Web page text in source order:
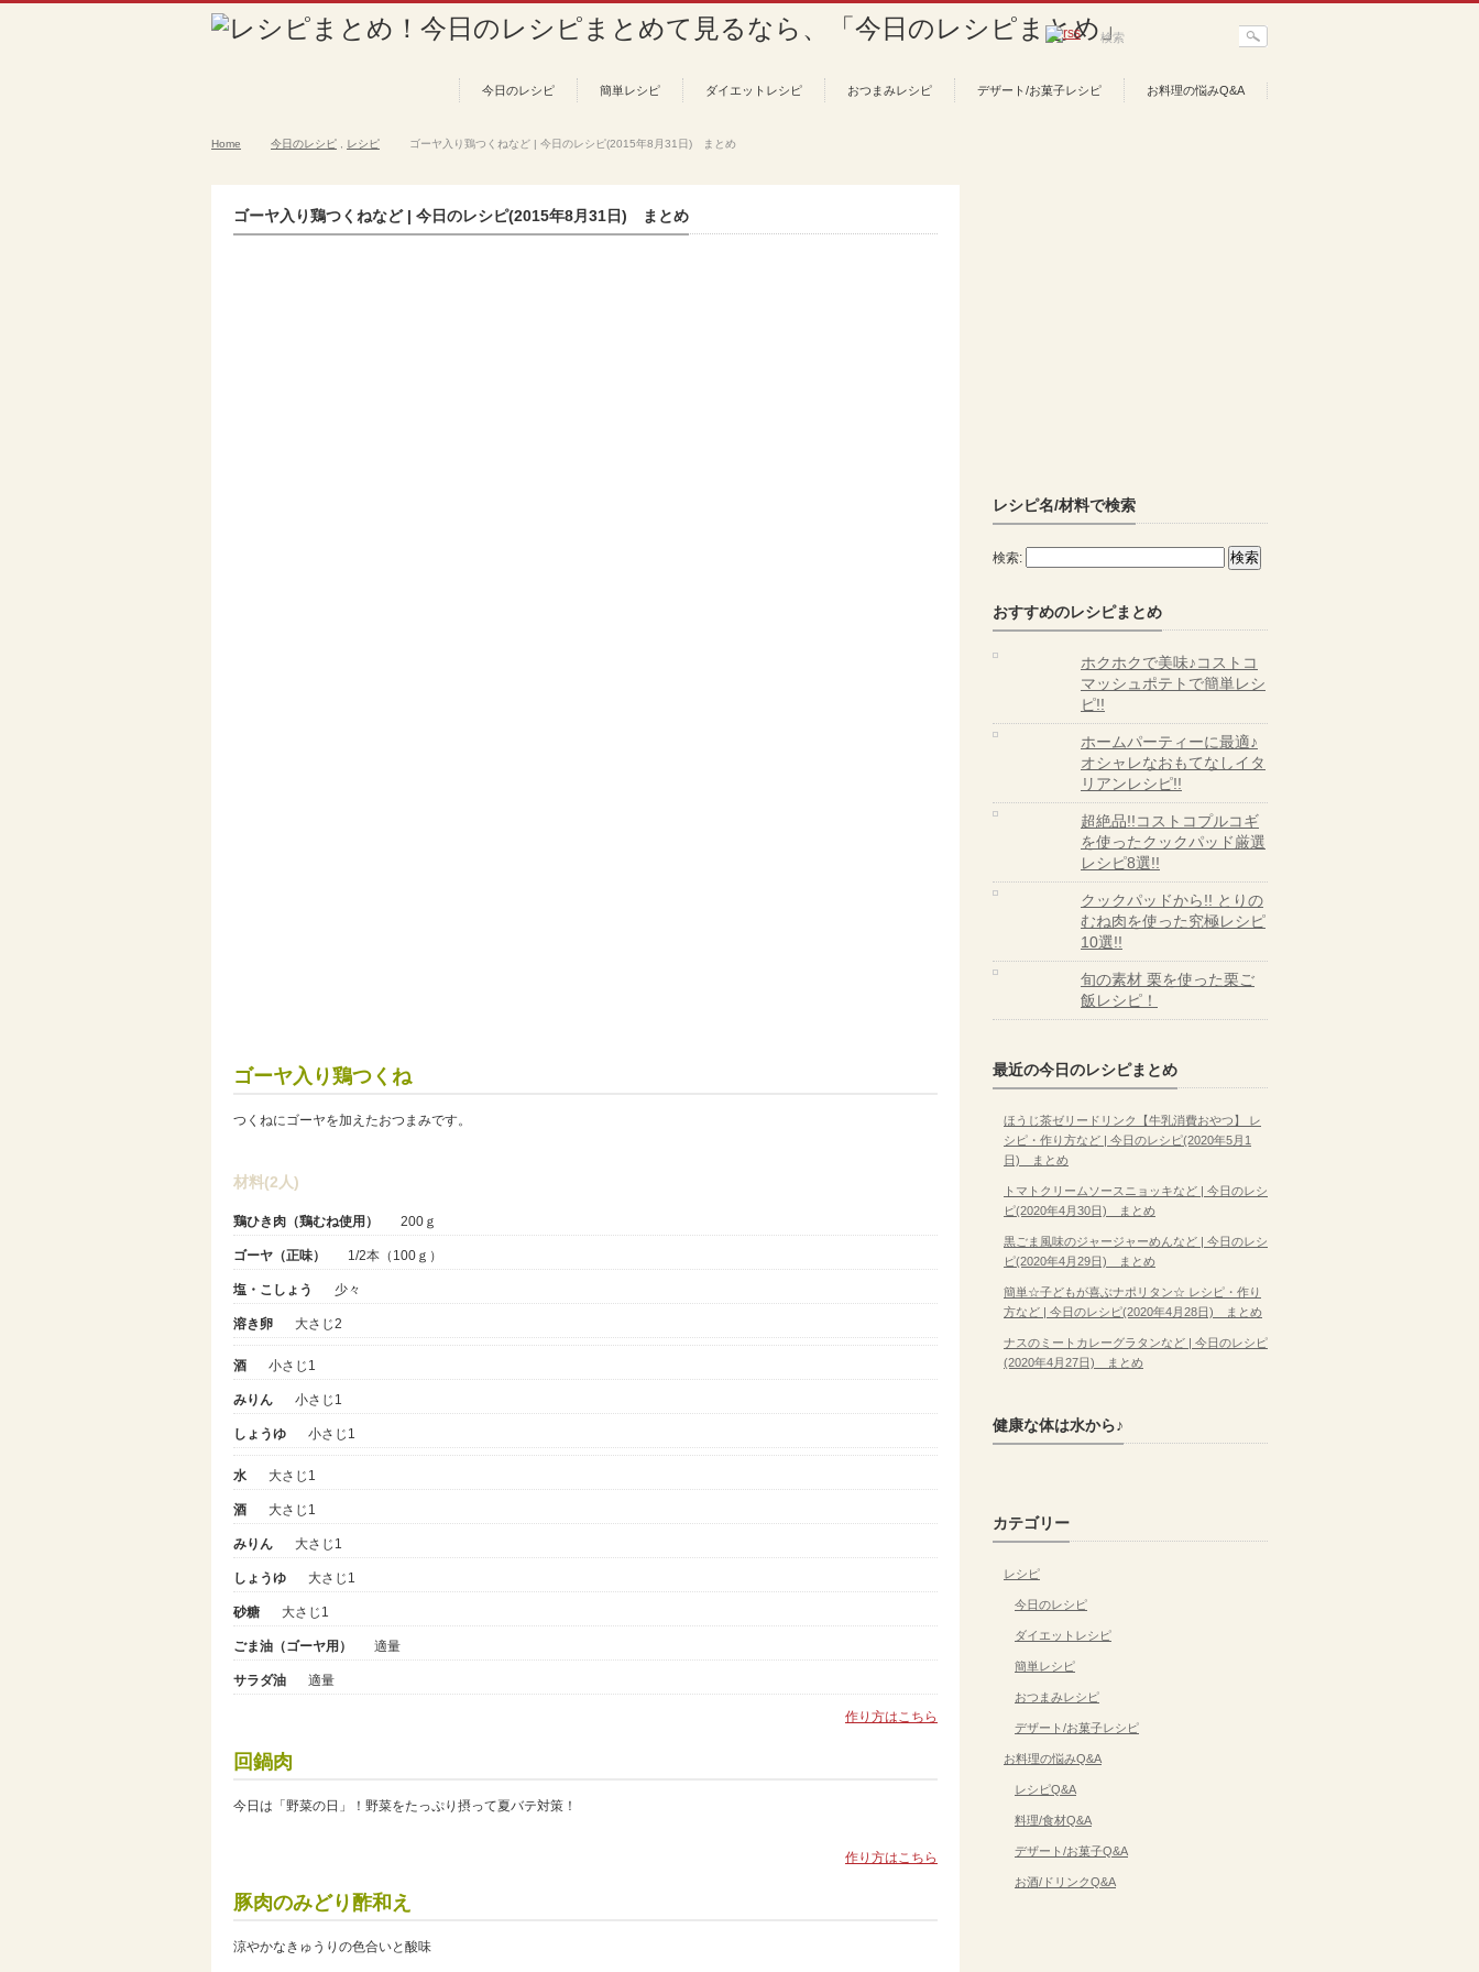
今日のレシピ 簡単レシピ ダイエットレシピ おつまみレシピ デザート/お菓子レシピ お料理の悩みQ&A
Home 今日のレシピ レシピ ゴーヤ入り鶏つくねなど | 今日のレシピ(2015年8月31日) まとめ
ゴーヤ入り鶏つくねなど | 今日のレシピ(2015年8月31日) まとめ
ゴーヤ入り鶏つくね
つくねにゴーヤを加えたおつまみです。
材料(2人)
鶏ひき肉（鶏むね使用） 200ｇ
ゴーヤ（正味） 1/2本（100ｇ）
塩・こしょう 少々
溶き卵 大さじ2
酒 小さじ1
みりん 小さじ1
しょうゆ 小さじ1
水 大さじ1
酒 大さじ1
みりん 大さじ1
しょうゆ 大さじ1
砂糖 大さじ1
ごま油（ゴーヤ用） 適量
サラダ油 適量
作り方はこちら
回鍋肉
今日は「野菜の日」！野菜をたっぷり摂って夏バテ対策！
作り方はこちら
豚肉のみどり酢和え
涼やかなきゅうりの色合いと酸味
レシピ名/材料で検索
検索:
おすすめのレシピまとめ
ホクホクで美味♪コストコ
マッシュポテトで簡単レシ
ピ!!
ホームパーティーに最適♪
オシャレなおもてなしイタ
リアンレシピ!!
超絶品!!コストコプルコギ
を使ったクックパッド厳選
レシピ8選!!
クックパッドから!! とりの
むね肉を使った究極レシピ
10選!!
旬の素材 栗を使った栗ご
飯レシピ！
最近の今日のレシピまとめ
ほうじ茶ゼリードリンク【牛乳消費おやつ】 レ
シピ・作り方など | 今日のレシピ(2020年5月1
日) まとめ
トマトクリームソースニョッキなど | 今日のレシ
ピ(2020年4月30日) まとめ
黒ごま風味のジャージャーめんなど | 今日のレシ
ピ(2020年4月29日) まとめ
簡単☆子どもが喜ぶナポリタン☆ レシピ・作り
方など | 今日のレシピ(2020年4月28日) まとめ
ナスのミートカレーグラタンなど | 今日のレシピ
(2020年4月27日) まとめ
健康な体は水から♪
カテゴリー
レシピ
今日のレシピ
ダイエットレシピ
簡単レシピ
おつまみレシピ
デザート/お菓子レシピ
お料理の悩みQ&A
レシピQ&A
料理/食材Q&A
デザート/お菓子Q&A
お酒/ドリンクQ&A